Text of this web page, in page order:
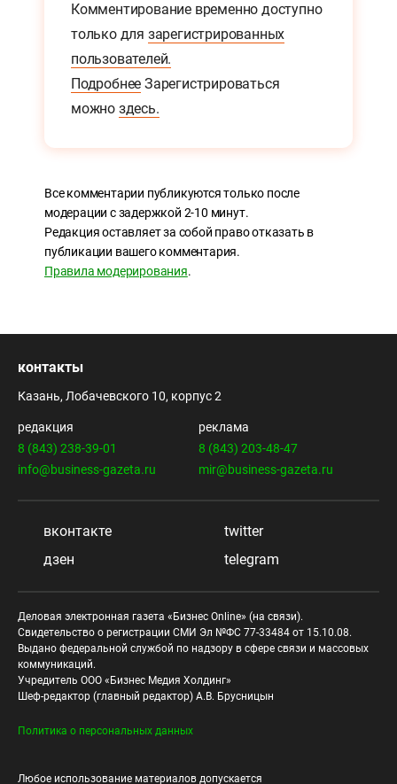
Комментирование временно доступно
только для зарегистрированных
пользователей.
Подробнее Зарегистрироваться
можно здесь.
Все комментарии публикуются только после
модерации с задержкой 2-10 минут.
Редакция оставляет за собой право отказать в
публикации вашего комментария.
Правила модерирования.
контакты
Казань, Лобачевского 10, корпус 2
редакция
8 (843) 238-39-01
info@business-gazeta.ru
реклама
8 (843) 203-48-47
mir@business-gazeta.ru
вконтакте
twitter
дзен
telegram
Деловая электронная газета «Бизнес Online» (на связи).
Свидетельство о регистрации СМИ Эл №ФС 77-33484 от 15.10.08.
Выдано федеральной службой по надзору в сфере связи и массовых
коммуникаций.
Учредитель ООО «Бизнес Медия Холдинг»
Шеф-редактор (главный редактор) А.В. Брусницын
Политика о персональных данных
Любое использование материалов допускается